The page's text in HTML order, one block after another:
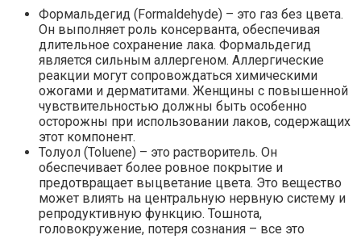
Формальдегид (Formaldehyde) – это газ без цвета.
Он выполняет роль консерванта, обеспечивая
длительное сохранение лака. Формальдегид
является сильным аллергеном. Аллергические
реакции могут сопровождаться химическими
ожогами и дерматитами. Женщины с повышенной
чувствительностью должны быть особенно
осторожны при использовании лаков, содержащих
этот компонент.
Толуол (Toluene) – это растворитель. Он
обеспечивает более ровное покрытие и
предотвращает выцветание цвета. Это вещество
может влиять на центральную нервную систему и
репродуктивную функцию. Тошнота,
головокружение, потеря сознания – все это